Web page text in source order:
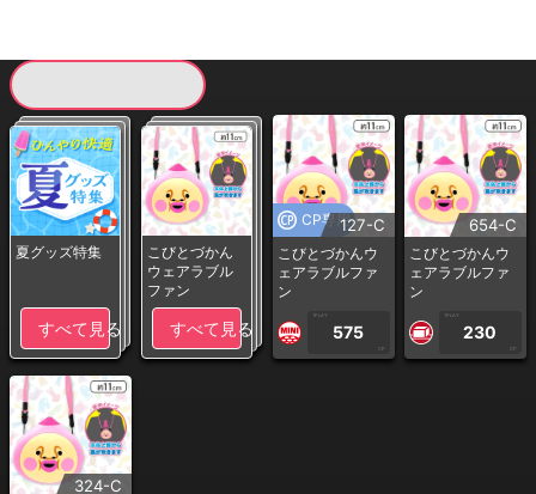
夏グッズ特集
すべて見る
こびとづかん
ウェアラブル
ファン
すべて見る
CP専用127-C
こびとづかんウ
ェアラブルファ
ン
1PLAY
575
CP
654-C
こびとづかんウ
ェアラブルファ
ン
1PLAY
230
CP
324-C